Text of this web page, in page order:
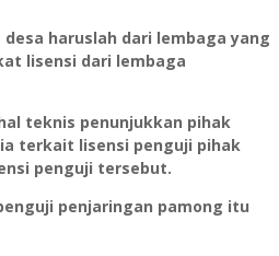
haruslah dari lembaga yang
lisensi dari lembaga
teknis penunjukkan pihak
terkait lisensi penguji pihak
penguji tersebut.
penjaringan pamong itu